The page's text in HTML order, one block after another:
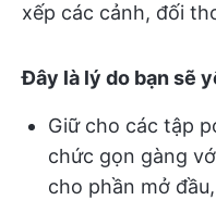
xếp các cảnh, đối
Đây là lý do bạn sẽ
Giữ cho các tập
chức gọn gàng
cho phần mở